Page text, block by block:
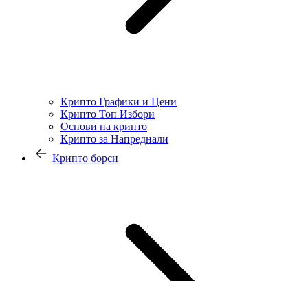
Крипто Графики и Цени
Крипто Топ Избори
Основи на крипто
Крипто за Напреднали
Крипто борси